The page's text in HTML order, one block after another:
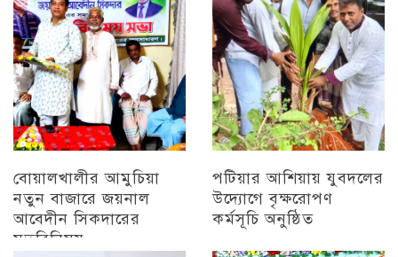
বোয়ালখালীর আমুচিয়া
নতুন বাজারে জয়নাল
আবেদীন সিকদারের
মতবিনিময়
পটিয়ার আশিয়ায় যুবদলের
উদ্যোগে বৃক্ষরোপণ
কর্মসূচি অনুষ্ঠিত
অন্যান্য